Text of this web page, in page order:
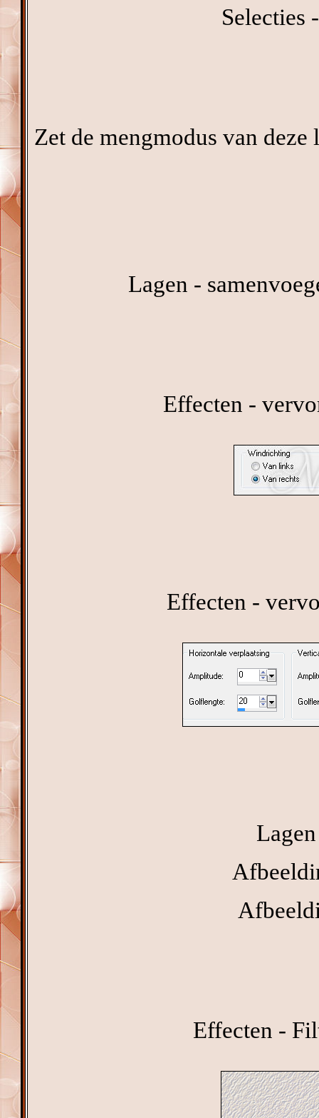
Selecties
Zet de mengmodus van
Lagen -
Effecten -
Effecten -
Effecten -